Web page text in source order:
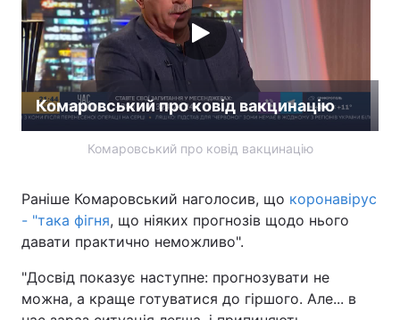
Комаровський про ковід вакцинацію
Комаровський про ковід вакцинацію
Раніше Комаровський наголосив, що коронавірус
- "така фігня, що ніяких прогнозів щодо нього
давати практично неможливо".
"Досвід показує наступне: прогнозувати не
можна, а краще готуватися до гіршого. Але... в